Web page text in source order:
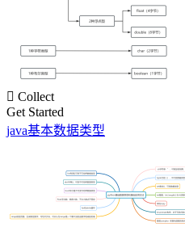
 Collect
Get Started
java基本数据类型